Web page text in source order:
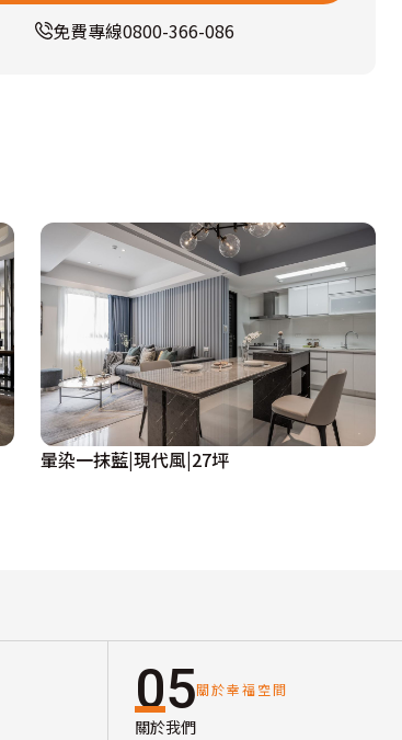
免費專線0800-366-086
暈染一抹藍|現代風|27坪
05關於幸福空間
關於我們